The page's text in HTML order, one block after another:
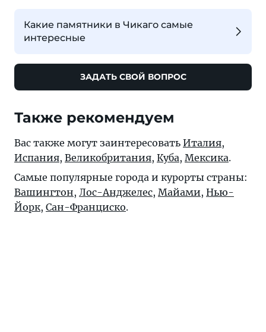
Какие памятники в Чикаго самые
интересные
ЗАДАТЬ СВОЙ ВОПРОС
Также рекомендуем
Вас также могут заинтересовать Италия,
Испания, Великобритания, Куба, Мексика.
Самые популярные города и курорты страны:
Вашингтон, Лос-Анджелес, Майами, Нью-
Йорк, Сан-Франциско.